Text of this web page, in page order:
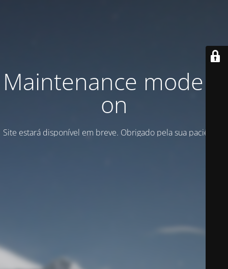
Maintenance mode is
on
Site estará disponível em breve. Obrigado pela sua paciência!